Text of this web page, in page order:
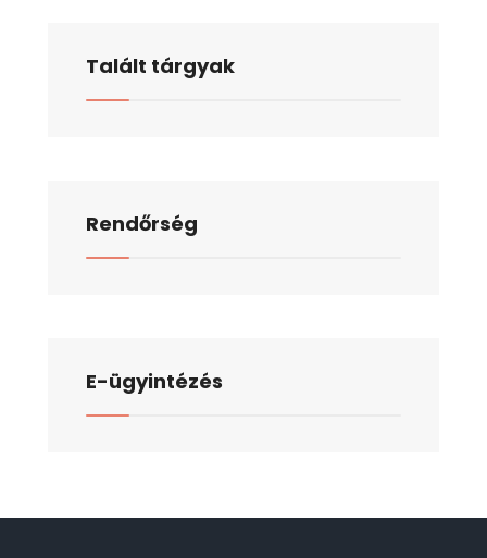
Talált tárgyak
Rendőrség
E-ügyintézés